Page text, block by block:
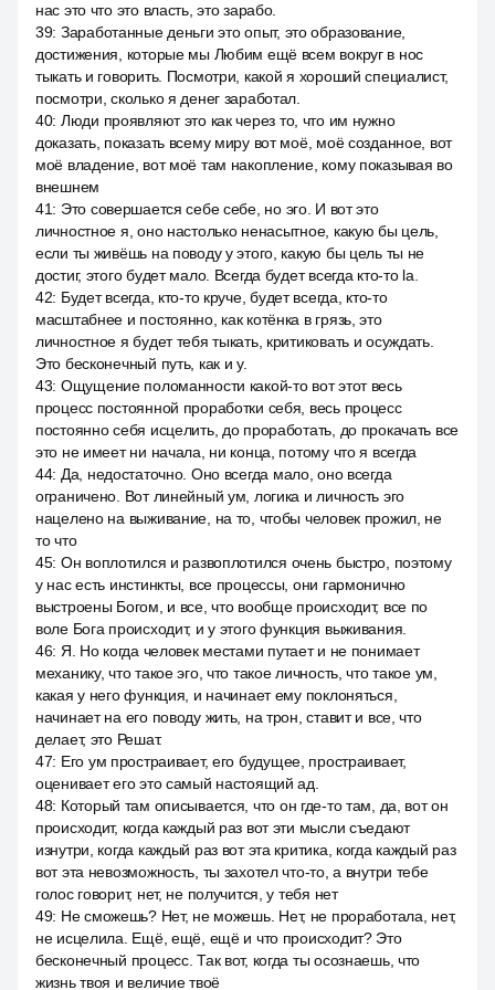
нас это что это власть, это зарабо.
39: Заработанные деньги это опыт, это образование,
достижения, которые мы Любим ещё всем вокруг в нос
тыкать и говорить. Посмотри, какой я хороший специалист,
посмотри, сколько я денег заработал.
40: Люди проявляют это как через то, что им нужно
доказать, показать всему миру вот моё, моё созданное, вот
моё владение, вот моё там накопление, кому показывая во
внешнем
41: Это совершается себе себе, но эго. И вот это
личностное я, оно настолько ненасытное, какую бы цель,
если ты живёшь на поводу у этого, какую бы цель ты не
достиг, этого будет мало. Всегда будет всегда кто-то la.
42: Будет всегда, кто-то круче, будет всегда, кто-то
масштабнее и постоянно, как котёнка в грязь, это
личностное я будет тебя тыкать, критиковать и осуждать.
Это бесконечный путь, как и у.
43: Ощущение поломанности какой-то вот этот весь
процесс постоянной проработки себя, весь процесс
постоянно себя исцелить, до проработать, до прокачать все
это не имеет ни начала, ни конца, потому что я всегда
44: Да, недостаточно. Оно всегда мало, оно всегда
ограничено. Вот линейный ум, логика и личность эго
нацелено на выживание, на то, чтобы человек прожил, не
то что
45: Он воплотился и развоплотился очень быстро, поэтому
у нас есть инстинкты, все процессы, они гармонично
выстроены Богом, и все, что вообще происходит, все по
воле Бога происходит, и у этого функция выживания.
46: Я. Но когда человек местами путает и не понимает
механику, что такое эго, что такое личность, что такое ум,
какая у него функция, и начинает ему поклоняться,
начинает на его поводу жить, на трон, ставит и все, что
делает, это Решат.
47: Его ум простраивает, его будущее, простраивает,
оценивает его это самый настоящий ад.
48: Который там описывается, что он где-то там, да, вот он
происходит, когда каждый раз вот эти мысли съедают
изнутри, когда каждый раз вот эта критика, когда каждый раз
вот эта невозможность, ты захотел что-то, а внутри тебе
голос говорит, нет, не получится, у тебя нет
49: Не сможешь? Нет, не можешь. Нет, не проработала, нет,
не исцелила. Ещё, ещё, ещё и что происходит? Это
бесконечный процесс. Так вот, когда ты осознаешь, что
жизнь твоя и величие твоё